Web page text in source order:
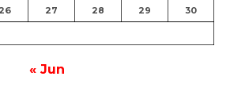
26 27 28 29 30
« Jun